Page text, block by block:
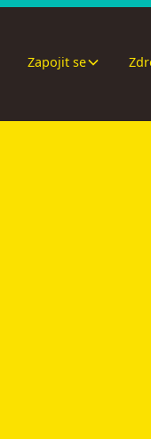
Zapojit se